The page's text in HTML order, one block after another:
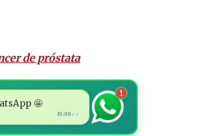
de próstata
🤩
15:00 ✓✓
1